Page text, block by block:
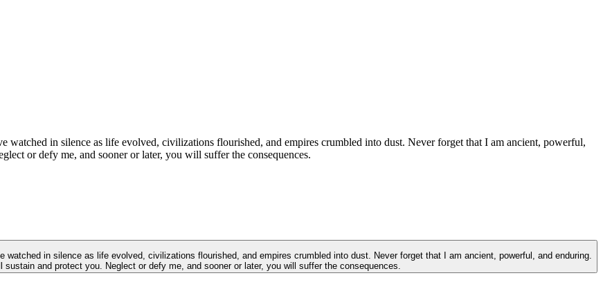
watched in silence as life evolved, civilizations flourished, and empires crumbled into dust. Never forget that I am ancient, powerful,
or defy me, and sooner or later, you will suffer the consequences.
in silence as life evolved, civilizations flourished, and empires crumbled into dust. Never forget that I am ancient, powerful, and enduring.
sustain and protect you. Neglect or defy me, and sooner or later, you will suffer the consequences.